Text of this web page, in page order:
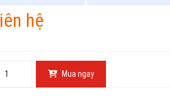
hệ
Mua ngay